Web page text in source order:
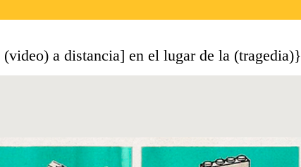
a distancia] en el lugar de la (tragedia)}